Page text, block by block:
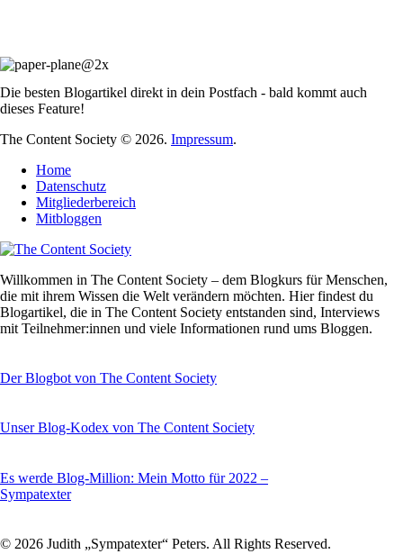
Die besten Blogartikel direkt in dein Postfach - bald kommt auch
dieses Feature!
The Content Society © 2026. Impressum.
Home
Datenschutz
Mitgliederbereich
Mitbloggen
Willkommen in The Content Society – dem Blogkurs für Menschen,
die mit ihrem Wissen die Welt verändern möchten. Hier findest du
Blogartikel, die in The Content Society entstanden sind, Interviews
mit Teilnehmer:innen und viele Informationen rund ums Bloggen.
Der Blogbot von The Content Society
Unser Blog-Kodex von The Content Society
Es werde Blog-Million: Mein Motto für 2022 –
Sympatexter
© 2026 Judith „Sympatexter“ Peters. All Rights Reserved.